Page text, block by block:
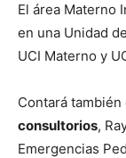
El área Materno
en una Unidad
UCI Materno y
Contará también
consultorios,
Emergencias